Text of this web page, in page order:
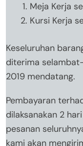
Meja Kerja
Kursi Kerja
Keseluruhan
diterima
2019 mendatang.
Pembayaran
dilaksanakan 2
pesanan
kami akan